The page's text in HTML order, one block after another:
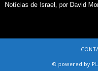
Notícias de Israel, por David
© powered by